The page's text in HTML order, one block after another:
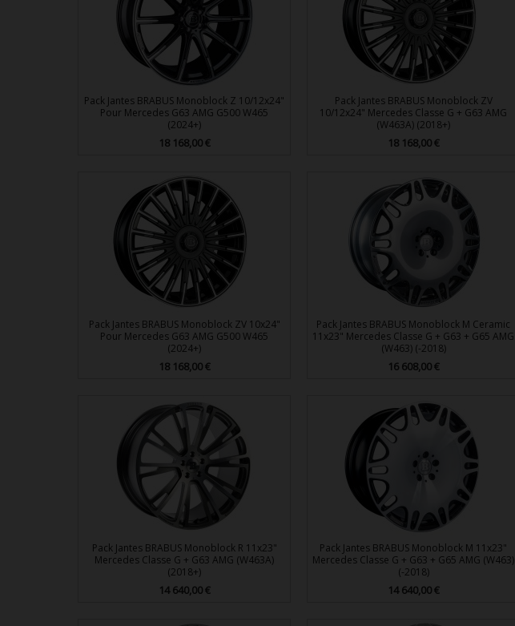
Pack Jantes BRABUS Monoblock Z 10/12x24"
Pour Mercedes G63 AMG G500 W465
(2024+)
Prix
18 168,00 €
Pack Jantes BRABUS Monoblock ZV
10/12x24" Mercedes Classe G + G63 AMG
(W463A) (2018+)
Prix
18 168,00 €
Pack Jantes BRABUS Monoblock ZV 10x24"
Pour Mercedes G63 AMG G500 W465
(2024+)
Prix
18 168,00 €
Pack Jantes BRABUS Monoblock M Ceramic
11x23" Mercedes Classe G + G63 + G65 AMG
(W463) (-2018)
Prix
16 608,00 €
Pack Jantes BRABUS Monoblock R 11x23"
Mercedes Classe G + G63 AMG (W463A)
(2018+)
Prix
14 640,00 €
Pack Jantes BRABUS Monoblock M 11x23"
Mercedes Classe G + G63 + G65 AMG (W463)
(-2018)
Prix
14 640,00 €